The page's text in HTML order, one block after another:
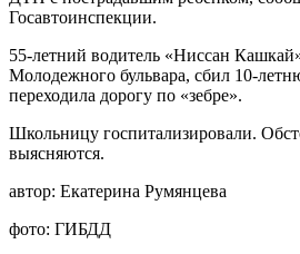
Госавтоинспекции.
55-летний водитель «Ниссан
Молодежного бульвара, сбил 10-
переходила дорогу по «зебре».
Школьницу госпитализировали.
выясняются.
автор: Екатерина Румянцева
фото: ГИБДД